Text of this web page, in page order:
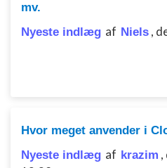
mv.
Nyeste indlæg af Niels ,
Hvor meget anvender i
Nyeste indlæg af krazim ,